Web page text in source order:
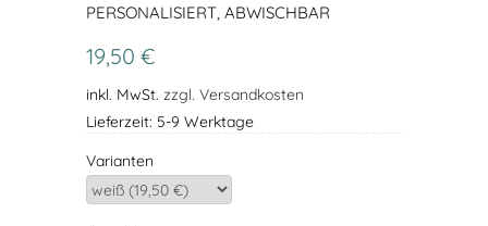
PERSONALISIERT, ABWISCHBAR
19,50 €
inkl. MwSt. zzgl. Versandkosten
Lieferzeit: 5-9 Werktage
Varianten